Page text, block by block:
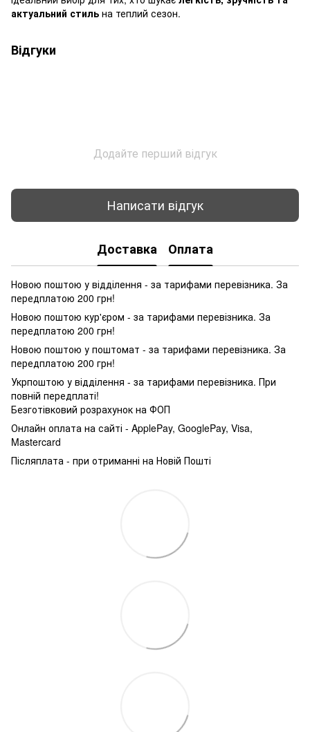
актуальний стиль на теплий сезон.
Відгуки
Додайте перший відгук
Написати відгук
Доставка Оплата
Новою поштою у відділення - за тарифами перевізника. За
передплатою 200 грн!
Новою поштою кур'єром - за тарифами перевізника. За
передплатою 200 грн!
Новою поштою у поштомат - за тарифами перевізника. За
передплатою 200 грн!
Укрпоштою у відділення - за тарифами перевізника. При
повній передплаті!
Безготівковий розрахунок на ФОП
Онлайн оплата на сайті - ApplePay, GooglePay, Visa,
Mastercard
Післяплата - при отриманні на Новій Пошті